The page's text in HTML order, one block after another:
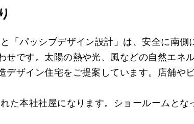
「パッシブデザイン設計」は、安全に南側
せです。太陽の熱や光、風などの自然エネ
デザイン住宅をご提案しています。店舗や
た本社社屋になります。ショールームとな